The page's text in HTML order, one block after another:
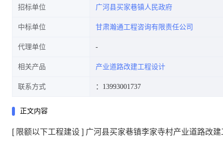
招标单位 广河县买家巷镇人民政府
中标单位 甘肃瀚通工程咨询有限责任公司
代理单位
相关产品 产业道路改建工程设计
联系方式 ：13993001737
正文内容
[ 限额以下工程建设 ] 广河县买家巷镇李家寺村产业道路改